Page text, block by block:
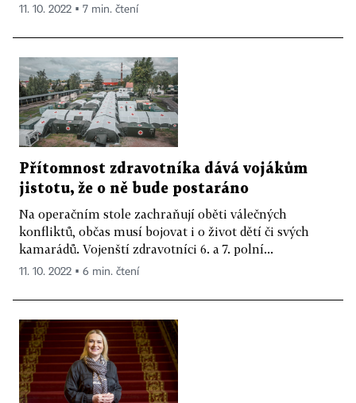
11. 10. 2022 ▪ 7 min. čtení
Přítomnost zdravotníka dává vojákům
jistotu, že o ně bude postaráno
Na operačním stole zachraňují oběti válečných
konfliktů, občas musí bojovat i o život dětí či svých
kamarádů. Vojenští zdravotníci 6. a 7. polní...
11. 10. 2022 ▪ 6 min. čtení